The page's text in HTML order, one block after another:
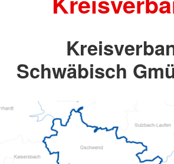
Schwäbisch